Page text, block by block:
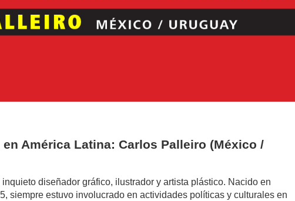
América Latina: Carlos Palleiro (México /
diseñador gráfico, ilustrador y artista plástico. Nacido en
siempre estuvo involucrado en actividades políticas y culturales en